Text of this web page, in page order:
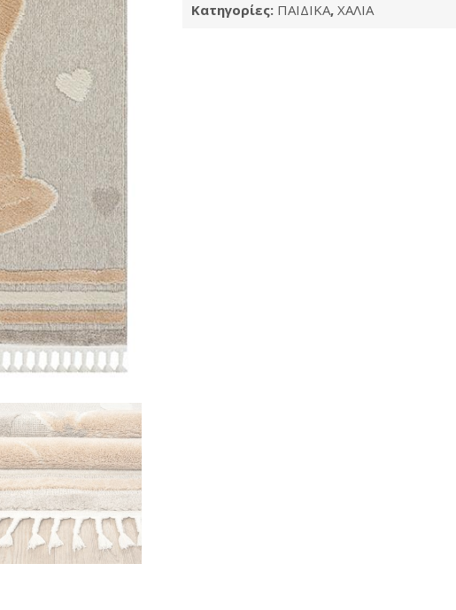
Κατηγορίες: ΠΑΙΔΙΚΑ, ΧΑΛΙΑ